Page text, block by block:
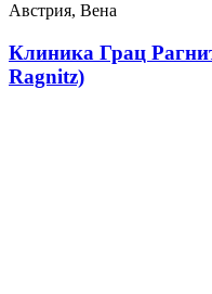
Австрия, Вена
Клиника Грац
Ragnitz)